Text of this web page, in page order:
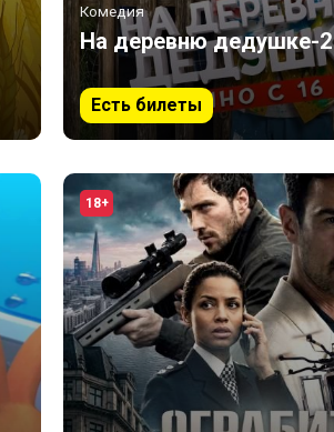
Комедия
На деревню дедушке-2
Есть билеты
18+